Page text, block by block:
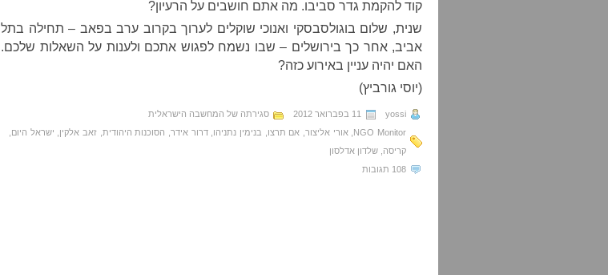
קוד להקמת גדר סביבו. מה אתם חושבים על הרעיון?
שנית, שלום בוגולסבסקי ואנוכי שוקלים לערוך בקרוב ערב בפאב – תחילה בתל
אביב, אחר כך בירושלים – שבו נשמח לפגוש אתכם ולענות על השאלות שלכם.
האם יהיה עניין באירוע כזה?
(יוסי גורביץ)
yossi 11 בפברואר 2012
סגירתה של המחשבה הישראלית
NGO Monitor
,אורי אליצור, אם תרצו בנימין נתניהו ,דרור אידר, הסוכנות היהודית זאב אלקין ישראל היום
קריסה שלדון אדלסון
108 תגובות